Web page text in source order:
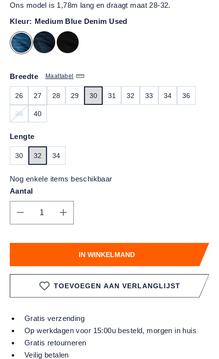
Ons model is 1,78m lang en draagt maat 28-32.
Kleur: Medium Blue Denim Used
Maattabel
Breedte
26 27 28 29 30 31 32 33 34 36
38 40
Lengte
30 32 34
Nog enkele items beschikbaar
Aantal
Producthoeveelheid: Voer de gewenste
IN WINKELMAND
TOEVOEGEN AAN VERLANGLIJST
Gratis verzending
Op werkdagen voor 15:00u besteld, morgen in huis
Gratis retourneren
Veilig betalen